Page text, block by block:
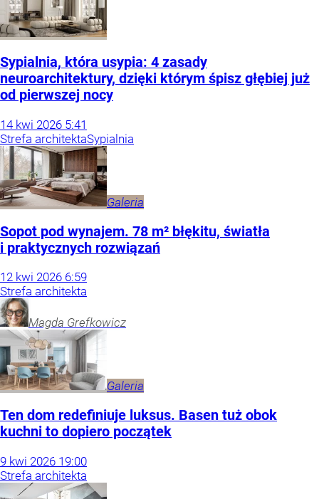
Sypialnia, która usypia: 4 zasady
neuroarchitektury, dzięki którym śpisz głębiej już
od pierwszej nocy
14 kwi 2026 5:41
Strefa architektaSypialnia
Galeria
Sopot pod wynajem. 78 m² błękitu, światła
i praktycznych rozwiązań
12 kwi 2026 6:59
Strefa architekta
Magda Grefkowicz
Galeria
Ten dom redefiniuje luksus. Basen tuż obok
kuchni to dopiero początek
9 kwi 2026 19:00
Strefa architekta